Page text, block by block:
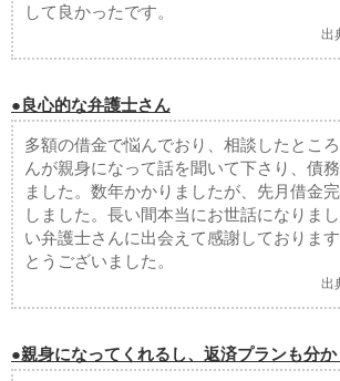
して良かったです。
出
●良心的な弁護士さん
多額の借金で悩んでおり、相談したとこ
んが親身になって話を聞いて下さり、債
ました。数年かかりましたが、先月借金
しました。長い間本当にお世話になりま
い弁護士さんに出会えて感謝しておりま
とうございました。
出
●親身になってくれるし、返済プランも分